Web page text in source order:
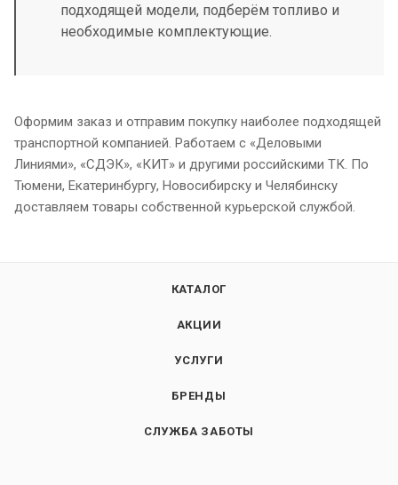
подходящей модели, подберём топливо и
необходимые комплектующие.
Оформим заказ и отправим покупку наиболее подходящей
транспортной компанией. Работаем с «Деловыми
Линиями», «СДЭК», «КИТ» и другими российскими ТК. По
Тюмени, Екатеринбургу, Новосибирску и Челябинску
доставляем товары собственной курьерской службой.
КАТАЛОГ
АКЦИИ
УСЛУГИ
БРЕНДЫ
СЛУЖБА ЗАБОТЫ